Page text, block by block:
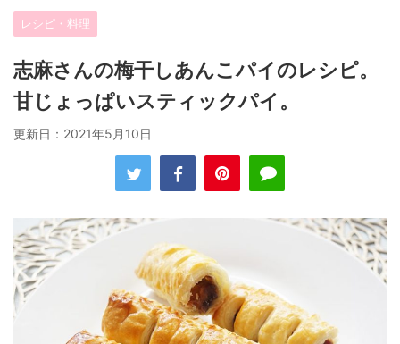
レシピ・料理
志麻さんの梅干しあんこパイのレシピ。
甘じょっぱいスティックパイ。
更新日： 2021年5月10日